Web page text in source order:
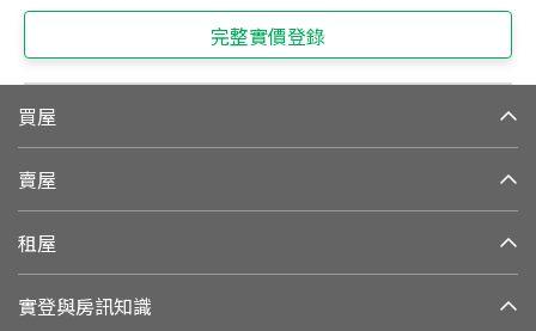
完整實價登錄
買屋
賣屋
租屋
實登與房訊知識